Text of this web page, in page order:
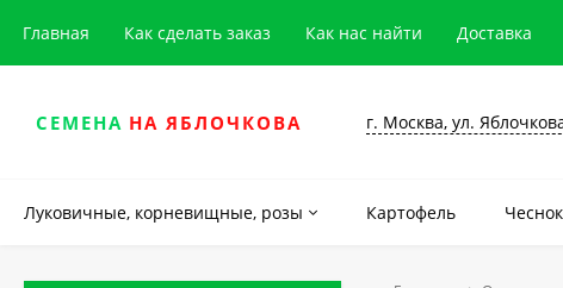
Главная Как сделать заказ Как нас найти Доставка
СЕМЕНА НА ЯБЛОЧКОВА г. Москва, ул.
Луковичные, корневищные, розы Картофель Чеснок